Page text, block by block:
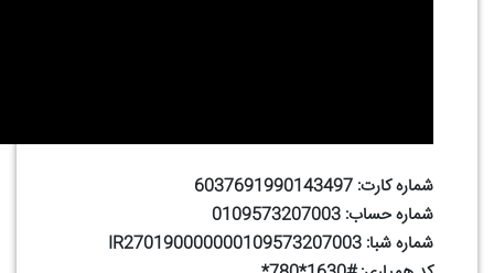
شماره کارت: 6037691990143497
شماره حساب: 0109573207003
شماره شبا: IR270190000000109573207003